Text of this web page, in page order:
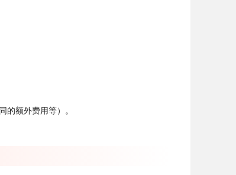
额外费用等）。